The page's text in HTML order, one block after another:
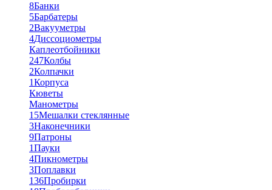
8Банки
5Барбатеры
2Вакууметры
4Диссоциометры
Каплеотбойники
247Колбы
2Колпачки
1Корпуса
Кюветы
Манометры
15Мешалки стеклянные
3Наконечники
9Патроны
1Пауки
4Пикнометры
3Поплавки
136Пробирки